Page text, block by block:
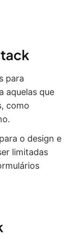
para
aquelas que
como
o design e
limitadas